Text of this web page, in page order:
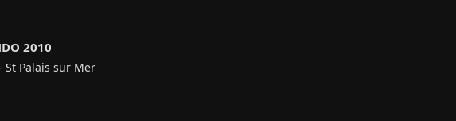
2010
- St Palais sur Mer